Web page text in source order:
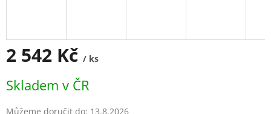
2 542 Kč / ks
cena:
Skladem v ČR
Můžeme doručit do: 13.8.2026